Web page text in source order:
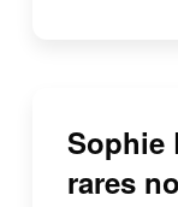
Sophie
rares